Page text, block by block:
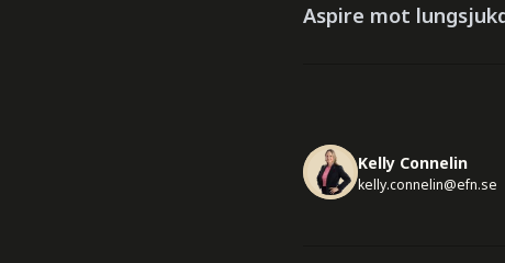
Aspire mot
Kelly Connelin
kelly.connelin@efn.se